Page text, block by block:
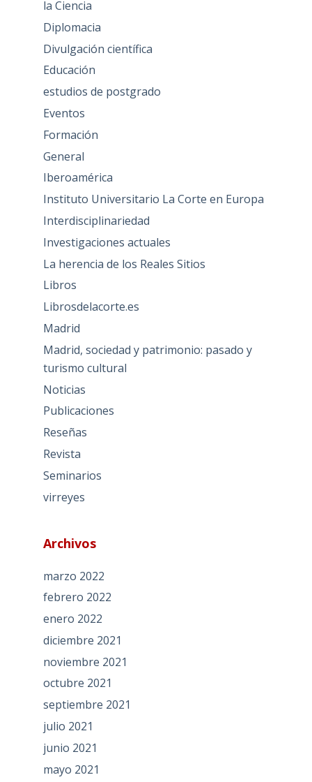
la Ciencia
Diplomacia
Divulgación científica
Educación
estudios de postgrado
Eventos
Formación
General
Iberoamérica
Instituto Universitario La Corte en Europa
Interdisciplinariedad
Investigaciones actuales
La herencia de los Reales Sitios
Libros
Librosdelacorte.es
Madrid
Madrid, sociedad y patrimonio: pasado y
turismo cultural
Noticias
Publicaciones
Reseñas
Revista
Seminarios
virreyes
Archivos
marzo 2022
febrero 2022
enero 2022
diciembre 2021
noviembre 2021
octubre 2021
septiembre 2021
julio 2021
junio 2021
mayo 2021